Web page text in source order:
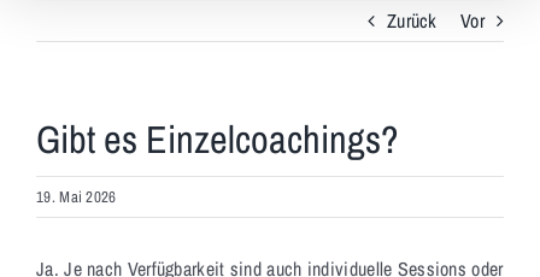
Zurück Vor
Gibt es Einzelcoachings?
19. Mai 2026
Ja. Je nach Verfügbarkeit sind auch individuelle Sessions oder